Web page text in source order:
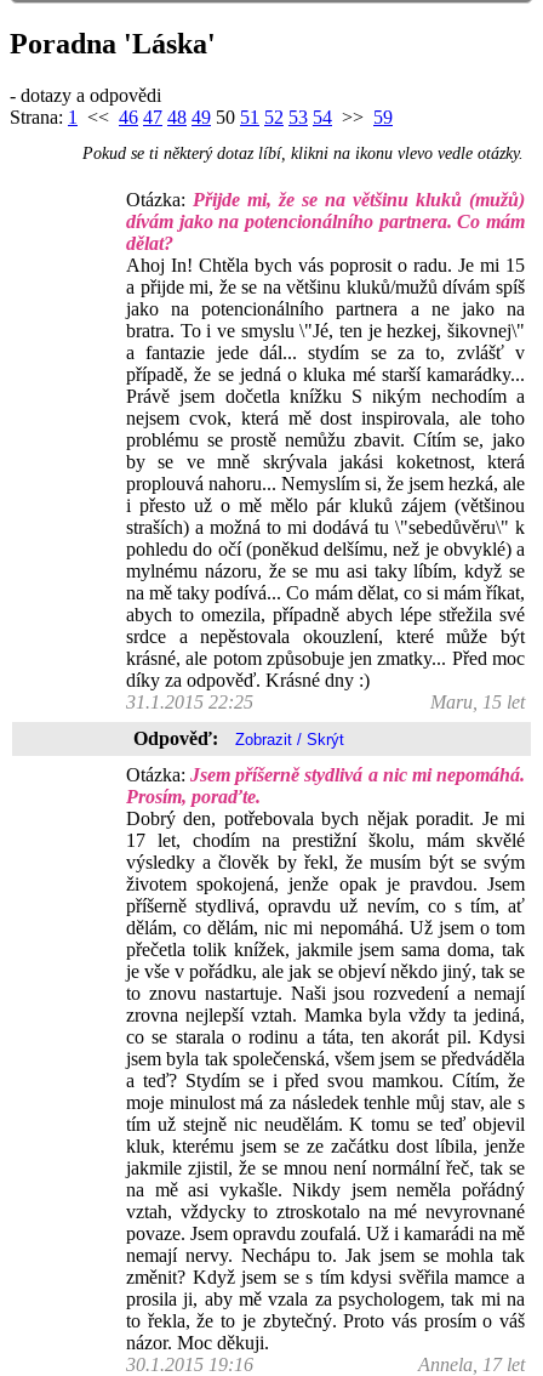
Poradna 'Láska'
- dotazy a odpovědi
Strana: 1 << 46 47 48 49 50 51 52 53 54 >> 59
Pokud se ti některý dotaz líbí, klikni na ikonu vlevo vedle otázky.
Otázka: Přijde mi, že se na většinu kluků (mužů)
dívám jako na potencionálního partnera. Co mám
dělat?
Ahoj In! Chtěla bych vás poprosit o radu. Je mi 15
a přijde mi, že se na většinu kluků/mužů dívám spíš
jako na potencionálního partnera a ne jako na
bratra. To i ve smyslu \"Jé, ten je hezkej, šikovnej\"
a fantazie jede dál... stydím se za to, zvlášť v
případě, že se jedná o kluka mé starší kamarádky...
Právě jsem dočetla knížku S nikým nechodím a
nejsem cvok, která mě dost inspirovala, ale toho
problému se prostě nemůžu zbavit. Cítím se, jako
by se ve mně skrývala jakási koketnost, která
proplouvá nahoru... Nemyslím si, že jsem hezká, ale
i přesto už o mě mělo pár kluků zájem (většinou
straších) a možná to mi dodává tu \"sebedůvěru\" k
pohledu do očí (poněkud delšímu, než je obvyklé) a
mylnému názoru, že se mu asi taky líbím, když se
na mě taky podívá... Co mám dělat, co si mám říkat,
abych to omezila, případně abych lépe střežila své
srdce a nepěstovala okouzlení, které může být
krásné, ale potom způsobuje jen zmatky... Před moc
díky za odpověď. Krásné dny :)
31.1.2015 22:25
Maru, 15 let
Odpověď:
Otázka:Jsem příšerně stydlivá a nic mi nepomáhá.
Prosím, poraďte.
Dobrý den, potřebovala bych nějak poradit. Je mi
17 let, chodím na prestižní školu, mám skvělé
výsledky a člověk by řekl, že musím být se svým
životem spokojená, jenže opak je pravdou. Jsem
příšerně stydlivá, opravdu už nevím, co s tím, ať
dělám, co dělám, nic mi nepomáhá. Už jsem o tom
přečetla tolik knížek, jakmile jsem sama doma, tak
je vše v pořádku, ale jak se objeví někdo jiný, tak se
to znovu nastartuje. Naši jsou rozvedení a nemají
zrovna nejlepší vztah. Mamka byla vždy ta jediná,
co se starala o rodinu a táta, ten akorát pil. Kdysi
jsem byla tak společenská, všem jsem se předváděla
a teď? Stydím se i před svou mamkou. Cítím, že
moje minulost má za následek tenhle můj stav, ale s
tím už stejně nic neudělám. K tomu se teď objevil
kluk, kterému jsem se ze začátku dost líbila, jenže
jakmile zjistil, že se mnou není normální řeč, tak se
na mě asi vykašle. Nikdy jsem neměla pořádný
vztah, vždycky to ztroskotalo na mé nevyrovnané
povaze. Jsem opravdu zoufalá. Už i kamarádi na mě
nemají nervy. Nechápu to. Jak jsem se mohla tak
změnit? Když jsem se s tím kdysi svěřila mamce a
prosila ji, aby mě vzala za psychologem, tak mi na
to řekla, že to je zbytečný. Proto vás prosím o váš
názor. Moc děkuji.
30.1.2015 19:16
Annela, 17 let